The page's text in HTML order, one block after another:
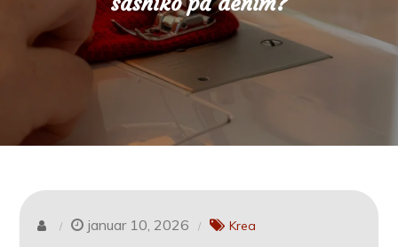
januar 10, 2026 Krea